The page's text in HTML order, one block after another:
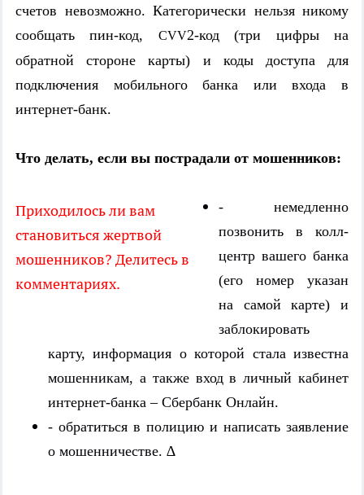
счетов невозможно. Категорически нельзя никому
сообщать пин-код, CVV2-код (три цифры на
обратной стороне карты) и коды доступа для
подключения мобильного банка или входа в
интернет-банк.
Что делать, если вы пострадали от мошенников:
Приходилось ли вам
становиться жертвой
мошенников? Делитесь в
комментариях.
- немедленно
позвонить в колл-
центр вашего банка
(его номер указан
на самой карте) и
заблокировать
карту, информация о которой стала известна
мошенникам, а также вход в личный кабинет
интернет-банка – Сбербанк Онлайн.
- обратиться в полицию и написать заявление
о мошенничестве. ∆